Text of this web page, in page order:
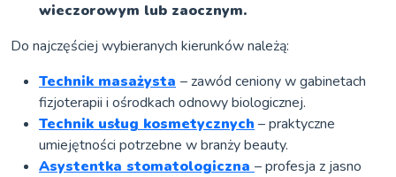
wieczorowym lub zaocznym.
Do najczęściej wybieranych kierunków należą:
Technik masażysta – zawód ceniony w gabinetach
fizjoterapii i ośrodkach odnowy biologicznej.
Technik usług kosmetycznych – praktyczne
umiejętności potrzebne w branży beauty.
Asystentka stomatologiczna – profesja z jasno